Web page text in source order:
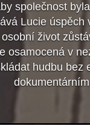
společnost
Lucie
život
osamocená v
hudbu bez